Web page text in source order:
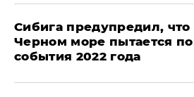
Сибига предупредил, что
Черном море пытается
события 2022 года